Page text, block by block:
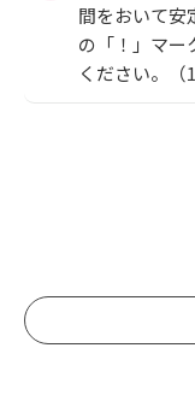
間をおいて安
の「！」マー
ください。（